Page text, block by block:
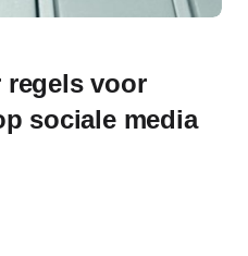
regels voor
sociale media